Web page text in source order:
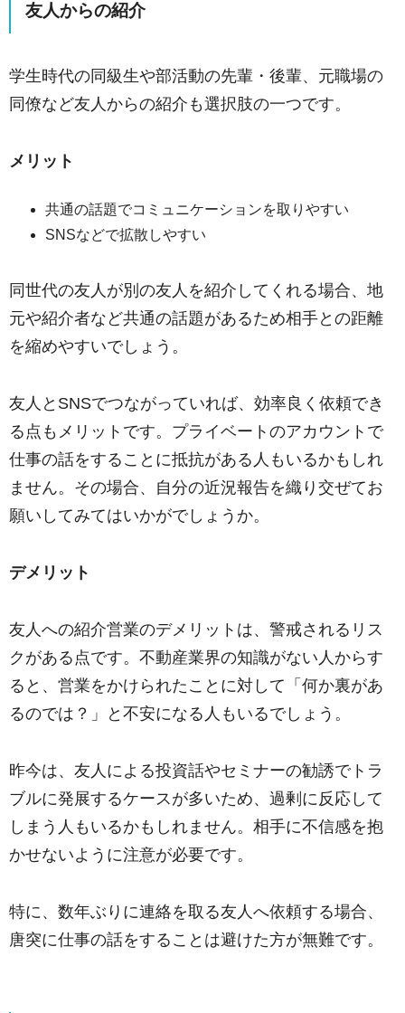
友人からの紹介
学生時代の同級生や部活動の先輩・後輩、元職場の
同僚など友人からの紹介も選択肢の一つです。
メリット
共通の話題でコミュニケーションを取りやすい
SNSなどで拡散しやすい
同世代の友人が別の友人を紹介してくれる場合、地
元や紹介者など共通の話題があるため相手との距離
を縮めやすいでしょう。
友人とSNSでつながっていれば、効率良く依頼でき
る点もメリットです。プライベートのアカウントで
仕事の話をすることに抵抗がある人もいるかもしれ
ません。その場合、自分の近況報告を織り交ぜてお
願いしてみてはいかがでしょうか。
デメリット
友人への紹介営業のデメリットは、警戒されるリス
クがある点です。不動産業界の知識がない人からす
ると、営業をかけられたことに対して「何か裏があ
るのでは？」と不安になる人もいるでしょう。
昨今は、友人による投資話やセミナーの勧誘でトラ
ブルに発展するケースが多いため、過剰に反応して
しまう人もいるかもしれません。相手に不信感を抱
かせないように注意が必要です。
特に、数年ぶりに連絡を取る友人へ依頼する場合、
唐突に仕事の話をすることは避けた方が無難です。